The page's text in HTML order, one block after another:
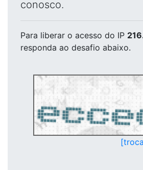
conosco.
Para liberar o acesso do IP
responda ao desafio abaixo.